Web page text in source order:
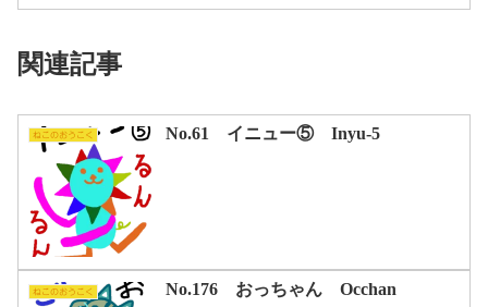
関連記事
ねこのおうこく No.61 イニュー⑤ Inyu-5
ねこのおうこく No.176 おっちゃん Occhan